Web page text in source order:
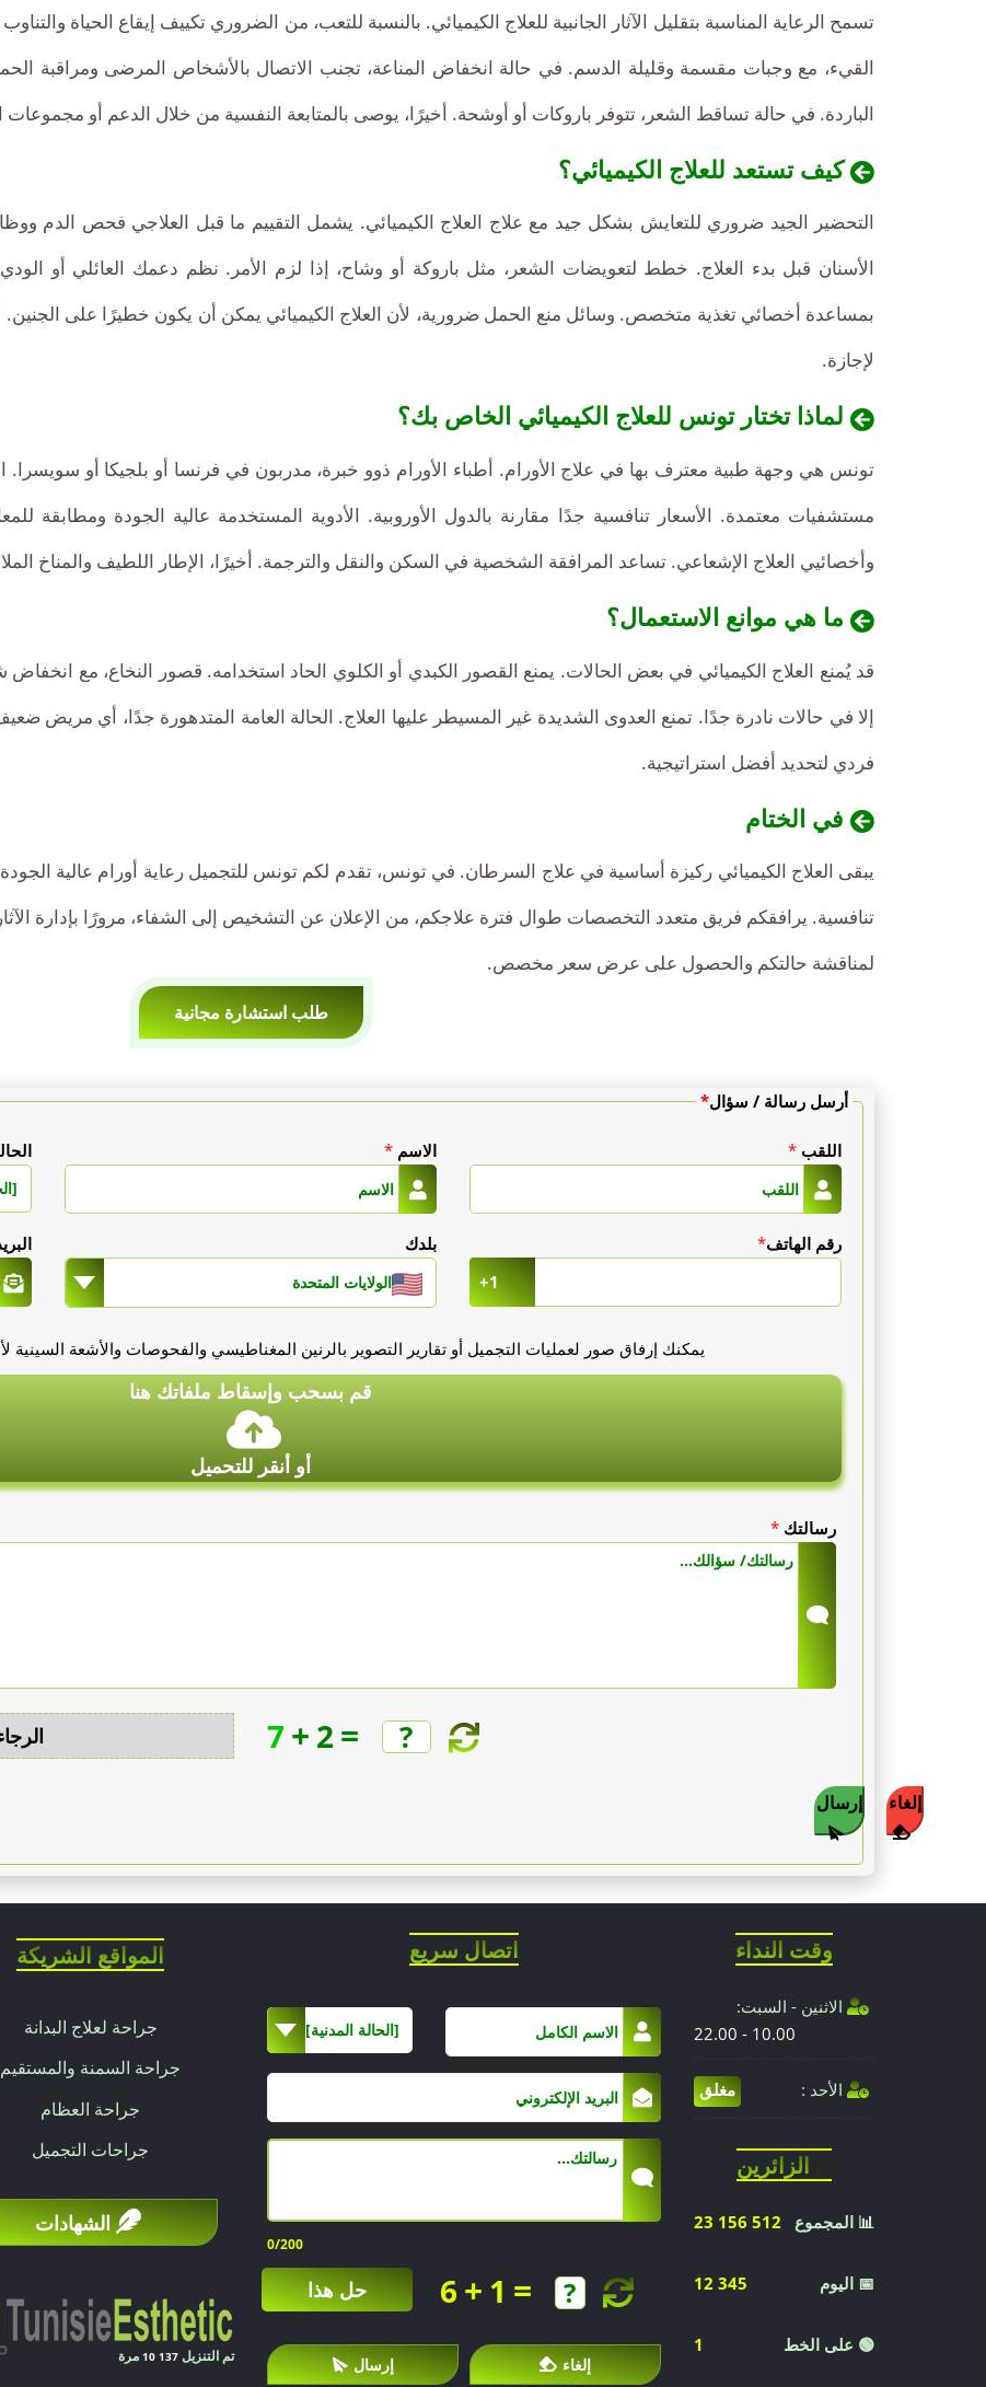
تسمح الرعاية المناسبة بتقليل الآثار الجانبية للعلاج الكيميائي. بالنسبة للتعب، من الضروري تكييف إيقاع الحياة
القيء، مع وجبات مقسمة وقليلة الدسم. في حالة انخفاض المناعة، تجنب الاتصال بالأشخاص المرضى ومراقبة
الباردة. في حالة تساقط الشعر، تتوفر باروكات أو أوشحة. أخيرًا، يوصى بالمتابعة النفسية من خلال الدعم أو مجموعات
ما
هو
سعر
العلاج
الكيميائي
تونس؟
تقدم
تونس
أسعارًا
تنافسية
جدًا
لعلاجات
علاج
كيميائي
بسيطة:
بين
500
1000
يورو.
:
8000
يورو
الجزيئات
المستخدمة.
الاستشفاء
النهاري:
إلى
300
كيف تستعد للعلاج الكيميائي؟
التحضير الجيد ضروري للتعايش بشكل جيد مع علاج العلاج الكيميائي. يشمل التقييم ما قبل العلاجي فحص الدم
الأسنان قبل بدء العلاج. خطط لتعويضات الشعر، مثل باروكة أو وشاح، إذا لزم الأمر. نظم دعمك العائلي أو
بمساعدة أخصائي تغذية متخصص. وسائل منع الحمل ضرورية، لأن العلاج الكيميائي يمكن أن يكون خطيرًا على
لإجازة.
لماذا تختار تونس للعلاج الكيميائي الخاص بك؟
تونس هي وجهة طبية معترف بها في علاج الأورام. أطباء الأورام ذوو خبرة، مدربون في فرنسا أو بلجيكا أو سويسرا.
مستشفيات معتمدة. الأسعار تنافسية جدًا مقارنة بالدول الأوروبية. الأدوية المستخدمة عالية الجودة ومطابقة
وأخصائيي العلاج الإشعاعي. تساعد المرافقة الشخصية في السكن والنقل والترجمة. أخيرًا، الإطار اللطيف والمناخ
ما هي موانع الاستعمال؟
قد يُمنع العلاج الكيميائي في بعض الحالات. يمنع القصور الكبدي أو الكلوي الحاد استخدامه. قصور النخاع، مع
إلا في حالات نادرة جدًا. تمنع العدوى الشديدة غير المسيطر عليها العلاج. الحالة العامة المتدهورة جدًا، أي مريض
فردي لتحديد أفضل استراتيجية.
في الختام
يبقى العلاج الكيميائي ركيزة أساسية في علاج السرطان. في تونس، تقدم لكم تونس للتجميل رعاية أورام عالية
تنافسية. يرافقكم فريق متعدد التخصصات طوال فترة علاجكم، من الإعلان عن التشخيص إلى الشفاء، مرورًا بإدارة الآثار
لمناقشة حالتكم والحصول على عرض سعر مخصص.
طلب استشارة مجانية
أرسل رسالة / سؤال*
الاسم* اللقب*
بلدك
الولايات المتحدة
رقم الهاتف*
+1
يمكنك إرفاق صور لعمليات التجميل أو تقارير التصوير بالرنين المغناطيسي والفحوصات والأشعة السينية
قم بسحب وإسقاط ملفاتك هنا
أو أنقر للتحميل
رسالتك*
7+ 2=
إلغاء إرسال
المواقع الشريكة
جراحة لعلاج البدانة
جراحة السمنة والمستقيم
جراحة العظام
جراحات التجميل
الشهادات
تم التنزيل 10 137 مرة
اتصال سريع
[الحالة المدنية]
0/200
حل هذا 6 + 1 =
إلغاء إرسال
وقت النداء
الاثنين - السبت:
10.00 - 22.00
الأحد : مغلق
📈 الزائرين
📊 المجموع 23 156 512
📅 اليوم 12 345
🟢 على الخط 1